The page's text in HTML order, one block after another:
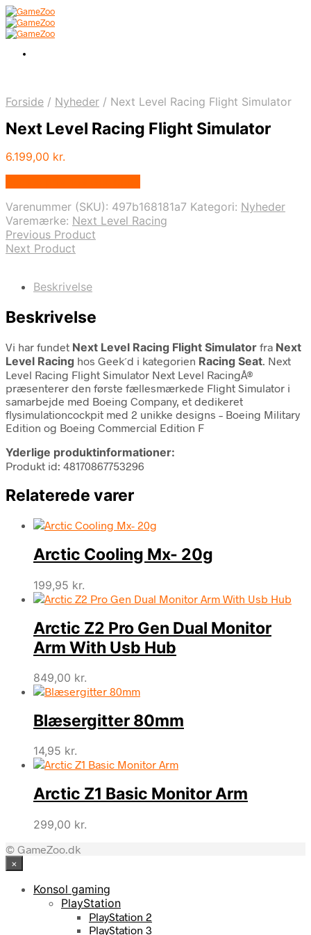
Forside / Nyheder / Next Level Racing Flight Simulator
Next Level Racing Flight Simulator
6.199,00 kr.
Varenummer (SKU): 497b168181a7 Kategori: Nyheder
Varemærke: Next Level Racing
Previous Product
Next Product
Beskrivelse
Beskrivelse
Vi har fundet Next Level Racing Flight Simulator fra Next
Level Racing hos Geek´d i kategorien Racing Seat. Next
Level Racing Flight Simulator Next Level RacingÂ®
præsenterer den første fællesmærkede Flight Simulator i
samarbejde med Boeing Company, et dedikeret
flysimulationcockpit med 2 unikke designs – Boeing Military
Edition og Boeing Commercial Edition F
Yderlige produktinformationer:
Produkt id: 48170867753296
Relaterede varer
Arctic Cooling Mx- 20g
199,95 kr.
Arctic Z2 Pro Gen Dual Monitor
Arm With Usb Hub
849,00 kr.
Blæsergitter 80mm
14,95 kr.
Arctic Z1 Basic Monitor Arm
299,00 kr.
© GameZoo.dk
×
Konsol gaming
PlayStation
PlayStation 2
PlayStation 3